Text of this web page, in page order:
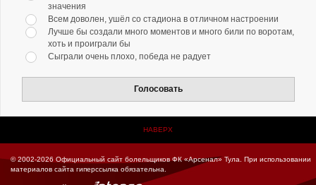
значения
Всем доволен, ушёл со стадиона в отличном настроении
Лучше бы создали много моментов и много били по воротам,
хоть и проиграли бы
Сыграли очень плохо, победа не радует
Голосовать
НАВЕРХ
© 2002-2026 Официальный сайт болельщиков ФК «Арсенал» Тула.
При использовании
материалов сайта гиперссылка обязательна.